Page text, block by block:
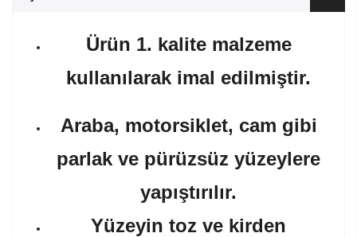
Ürün 1. kalite malzeme
kullanılarak imal edilmiştir.
Araba, motorsiklet, cam gibi
parlak ve pürüzsüz yüzeylere
yapıştırılır.
Yüzeyin toz ve kirden